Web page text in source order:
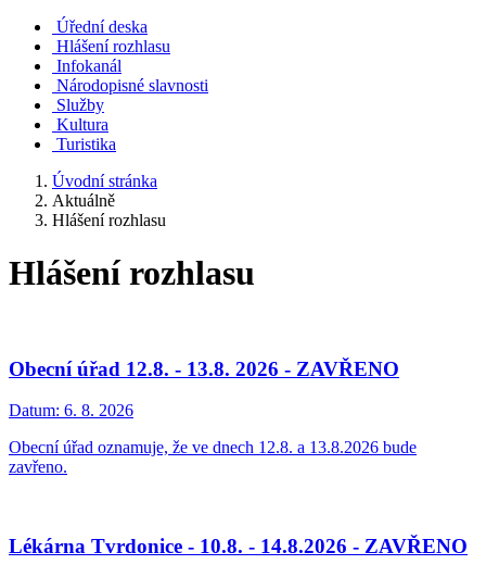
Úřední deska
Hlášení rozhlasu
Infokanál
Národopisné slavnosti
Služby
Kultura
Turistika
Úvodní stránka
Aktuálně
Hlášení rozhlasu
Hlášení rozhlasu
Obecní úřad 12.8. - 13.8. 2026 - ZAVŘENO
Datum: 6. 8. 2026
Obecní úřad oznamuje, že ve dnech 12.8. a 13.8.2026 bude
zavřeno.
Lékárna Tvrdonice - 10.8. - 14.8.2026 - ZAVŘENO